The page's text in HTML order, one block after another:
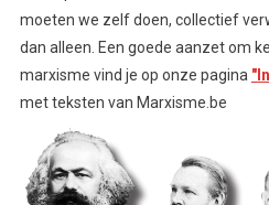
moeten we zelf doen, collectief
dan alleen. Een goede aanzet om
marxisme vind je op onze pagina
met teksten van Marxisme.be